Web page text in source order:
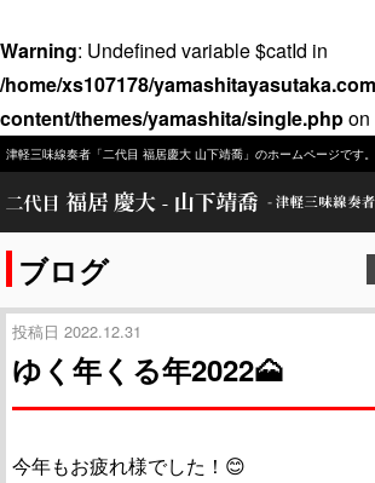
Warning: Undefined variable $catId in
/home/xs107178/
content/themes/yamashita/single.php
津軽三味線奏者「二代目 福居慶大 山下靖喬」のホームページです。
ブログ
投稿日 2022.12.31
ゆく年くる年2022🗻
今年もお疲れ様でした！😊